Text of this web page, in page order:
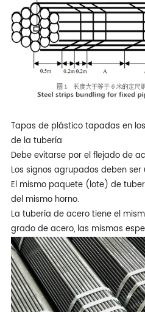
Tapas de plástico tapadas en
de la tubería
Debe evitarse por el flejado de
Los signos agrupados deben ser
El mismo paquete (lote) de
del mismo horno.
La tubería de acero tiene el
grado de acero, las mismas